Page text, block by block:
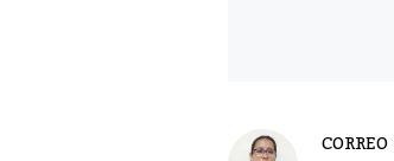
CORREO